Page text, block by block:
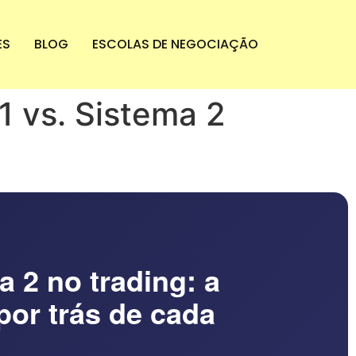
BLOG ESCOLAS DE NEGOCIAÇÃO
vs. Sistema 2
2 no trading: a
trás de cada